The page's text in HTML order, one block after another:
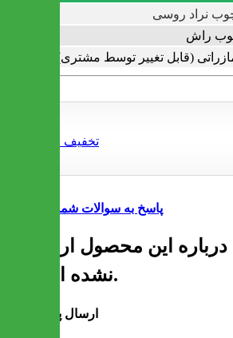
نراد روسی
راش
(قابل تغییر توسط مشتری)
پاسخ به سوالات شما
این محصول ارسال
نشده است.
ارسال پرسش